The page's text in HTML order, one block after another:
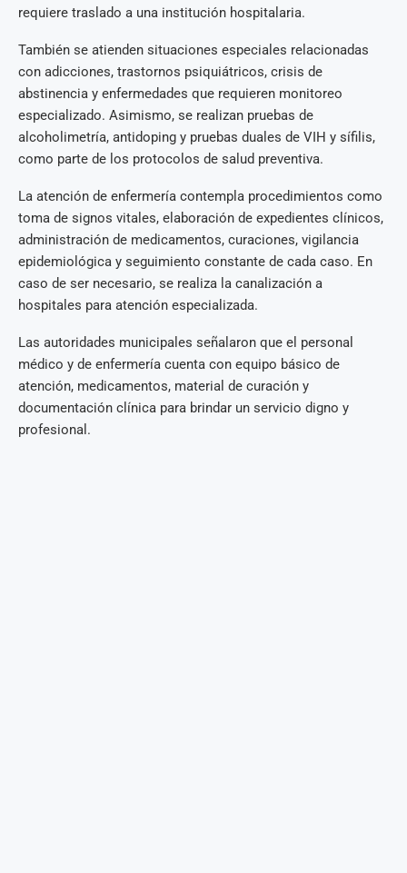
requiere traslado a una institución hospitalaria.
También se atienden situaciones especiales relacionadas
con adicciones, trastornos psiquiátricos, crisis de
abstinencia y enfermedades que requieren monitoreo
especializado. Asimismo, se realizan pruebas de
alcoholimetría, antidoping y pruebas duales de VIH y sífilis,
como parte de los protocolos de salud preventiva.
La atención de enfermería contempla procedimientos como
toma de signos vitales, elaboración de expedientes clínicos,
administración de medicamentos, curaciones, vigilancia
epidemiológica y seguimiento constante de cada caso. En
caso de ser necesario, se realiza la canalización a
hospitales para atención especializada.
Las autoridades municipales señalaron que el personal
médico y de enfermería cuenta con equipo básico de
atención, medicamentos, material de curación y
documentación clínica para brindar un servicio digno y
profesional.